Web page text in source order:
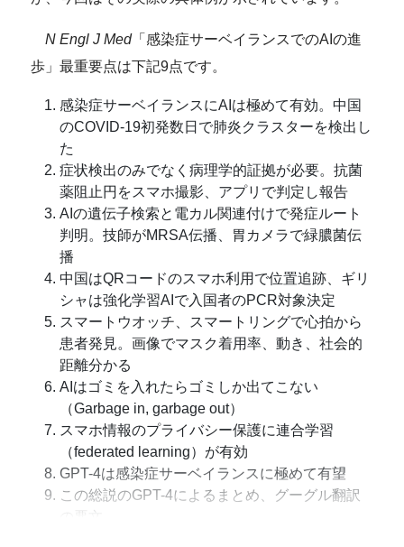
N Engl J Med「感染症サーベイランスでのAIの進
歩」最重要点は下記9点です。
感染症サーベイランスにAIは極めて有効。中国
のCOVID-19初発数日で肺炎クラスターを検出し
た
症状検出のみでなく病理学的証拠が必要。抗菌
薬阻止円をスマホ撮影、アプリで判定し報告
AIの遺伝子検索と電カル関連付けで発症ルート
判明。技師がMRSA伝播、胃カメラで緑膿菌伝
播
中国はQRコードのスマホ利用で位置追跡、ギリ
シャは強化学習AIで入国者のPCR対象決定
スマートウオッチ、スマートリングで心拍から
患者発見。画像でマスク着用率、動き、社会的
距離分かる
AIはゴミを入れたらゴミしか出てこない
（Garbage in, garbage out）
スマホ情報のプライバシー保護に連合学習
（federated learning）が有効
GPT-4は感染症サーベイランスに極めて有望
この総説のGPT-4によるまとめ、グーグル翻訳
の悪文